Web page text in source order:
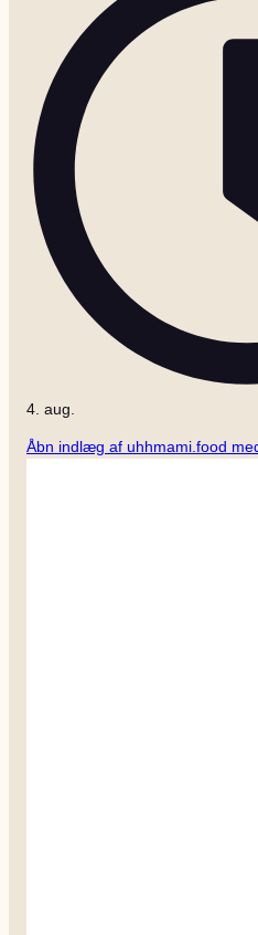
4. aug.
Åbn indlæg af uhhmami.food